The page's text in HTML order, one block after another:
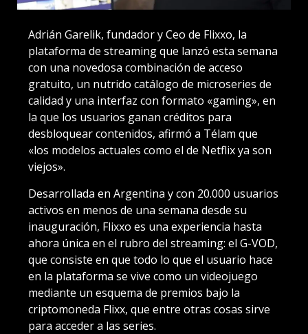
Adrián Garelik, fundador y Ceo de Flixxo, la
plataforma de streaming que lanzó esta semana
con una novedosa combinación de acceso
gratuito, un nutrido catálogo de microseries de
calidad y una interfaz con formato «gaming», en
la que los usuarios ganan créditos para
desbloquear contenidos, afirmó a Télam que
«los modelos actuales como el de Netflix ya son
viejos».
Desarrollada en Argentina y con 20.000 usuarios
activos en menos de una semana desde su
inauguración, Flixxo es una experiencia hasta
ahora única en el rubro del streaming: el G-VOD,
que consiste en que todo lo que el usuario hace
en la plataforma se vive como un videojuego
mediante un esquema de premios bajo la
criptomoneda Flixx, que entre otras cosas sirve
para acceder a las series.